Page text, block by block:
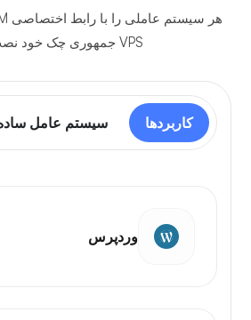
VPS جمهوری چک خود نصب کنید.
کاربردها سیستم عامل
وردپرس